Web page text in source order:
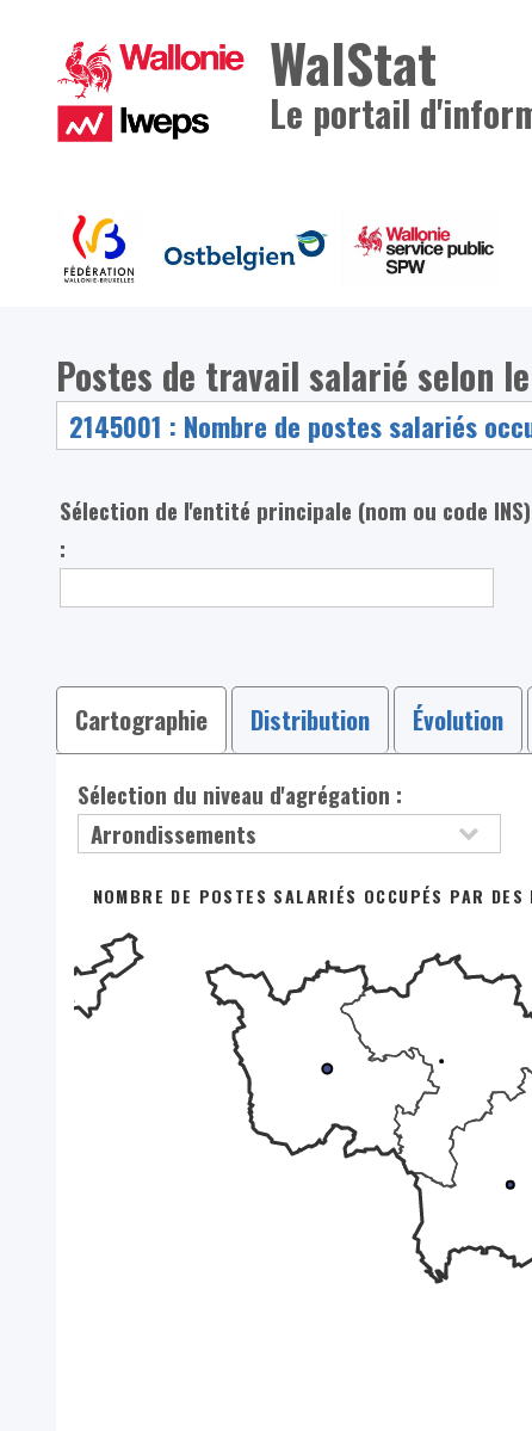
WalStat
Le portail
Postes de travail salarié selon
Sélection de l'entité principale (nom ou code INS)
:
Cartographie Distribution Évolution
Sélection du niveau d'agrégation :
NOMBRE DE POSTES SALARIÉS OCCUPÉS PAR